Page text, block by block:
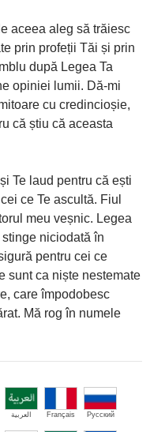
aceea aleg să trăiesc
prin profeții Tăi și prin
după Legea Ta
opiniei lumii. Dă-mi
cu credincioșie,
că știu că aceasta
Te laud pentru că ești
ce Te ascultă. Fiul
meu veșnic. Legea
niciodată în
pentru cei ce
sunt ca niște nestemate
care împodobesc
Mă rog în numele
العربية Français Русский